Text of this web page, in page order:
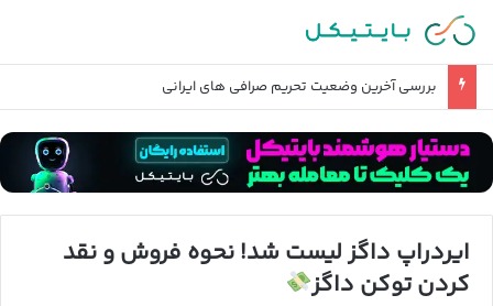
بررسی آخرین وضعیت تحریم صرافی های ایرانی
ایردراپ داگز لیست شد! نحوه فروش و نقد
کردن توکن داگز